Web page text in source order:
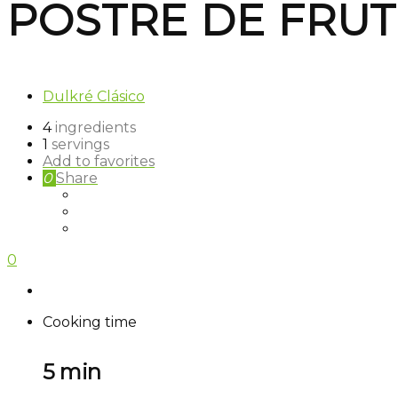
POSTRE DE
Dulkré Clásico
4 ingredients
1 servings
Add to favorites
0 Share
0
Cooking time
5 min